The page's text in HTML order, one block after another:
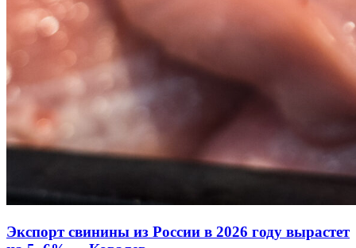
Экспорт свинины из России в 2026 году вырастет